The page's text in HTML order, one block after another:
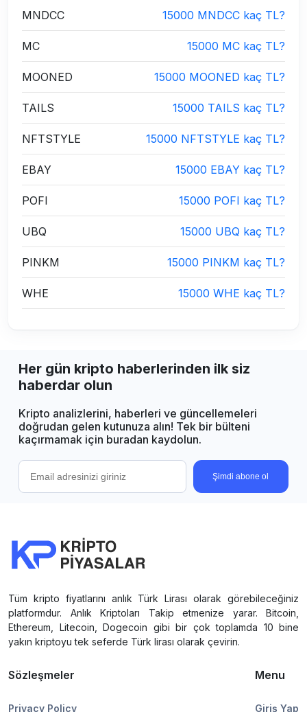
MNDCC 15000 MNDCC kaç TL?
MC 15000 MC kaç TL?
MOONED 15000 MOONED kaç TL?
TAILS 15000 TAILS kaç TL?
NFTSTYLE 15000 NFTSTYLE kaç TL?
EBAY 15000 EBAY kaç TL?
POFI 15000 POFI kaç TL?
UBQ 15000 UBQ kaç TL?
PINKM 15000 PINKM kaç TL?
WHE 15000 WHE kaç TL?
Her gün kripto haberlerinden ilk siz
haberdar olun
Kripto analizlerini, haberleri ve güncellemeleri
doğrudan gelen kutunuza alın! Tek bir bülteni
kaçırmamak için buradan kaydolun.
Şimdi abone ol
Tüm kripto fiyatlarını anlık Türk Lirası olarak görebileceğiniz
platformdur. Anlık Kriptoları Takip etmenize yarar. Bitcoin,
Ethereum, Litecoin, Dogecoin gibi bir çok toplamda 10 bine
yakın kriptoyu tek seferde Türk lirası olarak çevirin.
Sözleşmeler
Privacy Policy
Menu
Giriş Yap